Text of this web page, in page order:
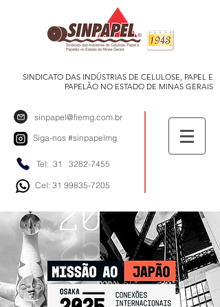
SINDICATO DAS INDÚSTRIAS DE CELULOSE, PAPEL E
PAPELÃO NO ESTADO DE MINAS GERAIS
sinpapel@fiemg.com.br
Siga-nos #sinpapelmg
Tel: 31 3282-7455
Cel: 31 99835-7205